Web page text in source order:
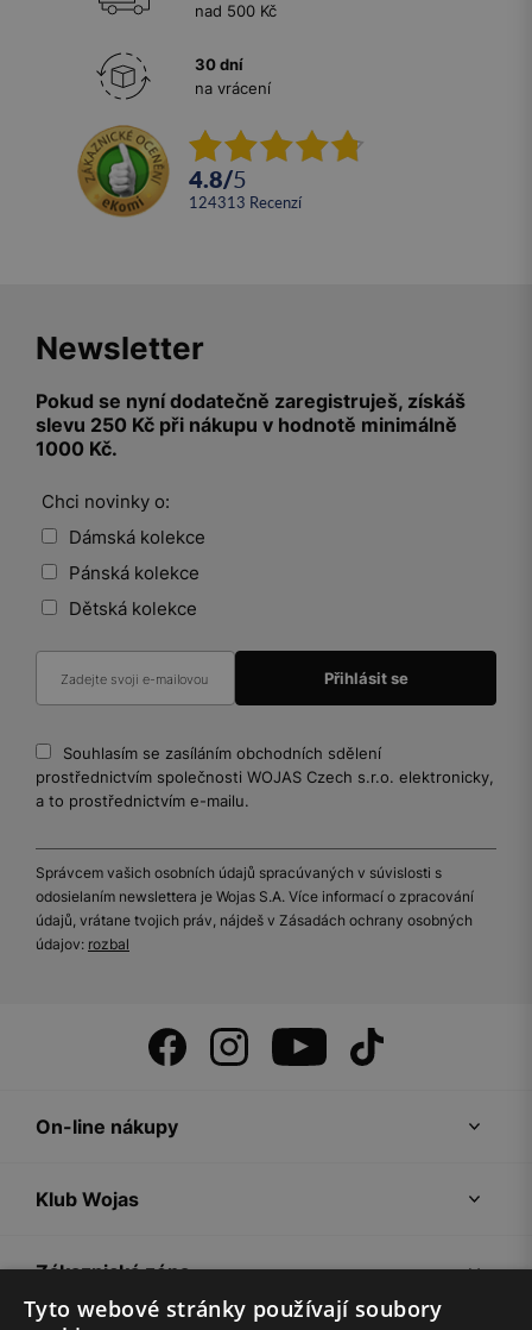
nad 500 Kč
30 dní
na vrácení
4.8/5
124313 recenzí
Newsletter
Pokud se nyní dodatečně zaregistruješ, získáš
slevu 250 Kč při nákupu v hodnotě minimálně
1000 Kč.
Chci novinky o:
Dámská kolekce
Pánská kolekce
Dětská kolekce
Souhlasím se zasíláním obchodních sdělení
prostřednictvím společnosti WOJAS Czech s.r.o. elektronicky,
a to prostřednictvím e-mailu.
Správcem vašich osobních údajů spracúvaných v súvislosti s
odosielaním newslettera je Wojas S.A. Více informací o zpracování
údajů, vrátane tvojich práv, nájdeš v Zásadách ochrany osobných
údajov: rozbal
On-line nákupy
Klub Wojas
Zákaznická zóna
Tyto webové stránky používají soubory